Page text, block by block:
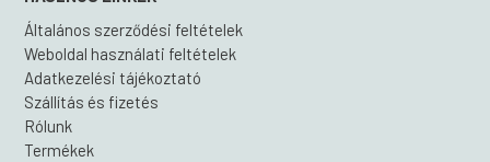
Általános szerződési feltételek
Weboldal használati feltételek
Adatkezelési tájékoztató
Szállítás és fizetés
Rólunk
Termékek